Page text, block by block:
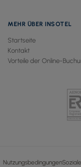
MEHR ÜBER INSOTEL
Startseite
Kontakt
Vorteile der Online-
Nutzungsbedingungen